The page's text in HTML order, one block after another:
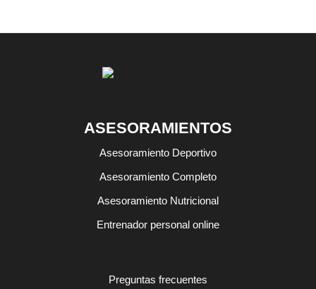
ASESORAMIENTOS
Asesoramiento Deportivo
Asesoramiento Completo
Asesoramiento Nutricional
Entrenador personal online
Preguntas frecuentes